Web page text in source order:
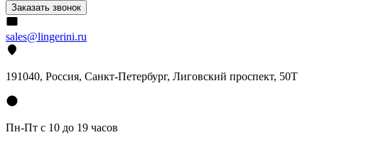
Заказать звонок
sales@lingerini.ru
191040, Россия, Санкт-Петербург, Лиговский проспект, 50Т
Пн-Пт с 10 до 19 часов